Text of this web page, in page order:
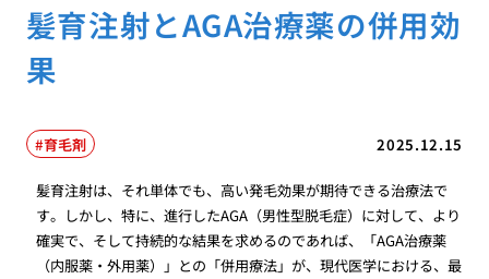
髪育注射とAGA治療薬の併用効
果
2025.12.15
育毛剤
髪育注射は、それ単体でも、高い発毛効果が期待できる治療法で
す。しかし、特に、進行したAGA（男性型脱毛症）に対して、より
確実で、そして持続的な結果を求めるのであれば、「AGA治療薬
（内服薬・外用薬）」との「併用療法」が、現代医学における、最